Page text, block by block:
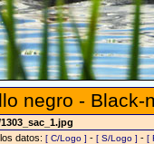
negro -
datos: [ C/Logo ] - [ S/Logo ] - [